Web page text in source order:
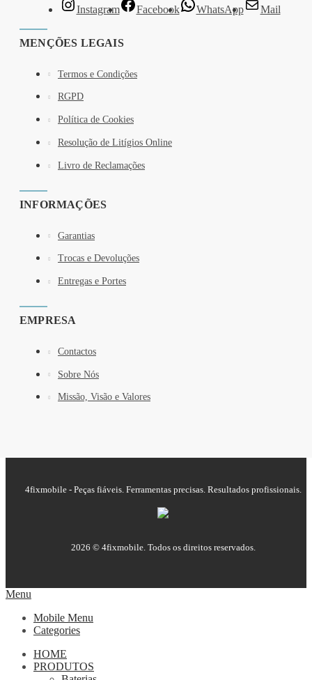
Instagram Facebook WhatsApp Mail
MENÇÕES LEGAIS
Termos e Condições
RGPD
Política de Cookies
Resolução de Litígios Online
Livro de Reclamações
INFORMAÇÕES
Garantias
Trocas e Devoluções
Entregas e Portes
EMPRESA
Contactos
Sobre Nós
Missão, Visão e Valores
4fixmobile - Peças fiáveis. Ferramentas precisas. Resultados profissionais.
2026 © 4fixmobile. Todos os direitos reservados.
Menu
Mobile Menu
Categories
HOME
PRODUTOS